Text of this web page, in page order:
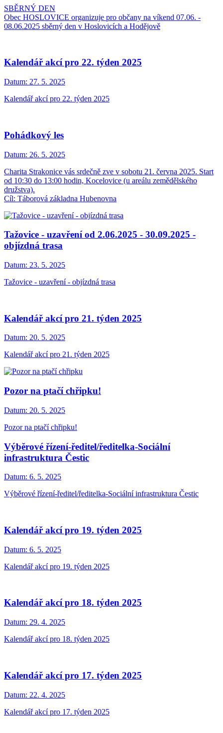
SBĚRNÝ DEN
Obec HOSLOVICE organizuje pro občany na víkend 07.06. -
08.06.2025 sběrný den v Hoslovicích a Hodějově
Kalendář akcí pro 22. týden 2025
Datum: 27. 5. 2025
Kalendář akcí pro 22. týden 2025
Pohádkový les
Datum: 26. 5. 2025
Charita Strakonice vás srdečně zve v sobotu 21. června 2025. Start
od 10:30 do 13:00 hodin, Kocelovice (u areálu zemědělského
družstva).
Cíl: Táborová základna Hubenovna
Tažovice - uzavření od 2.06.2025 - 30.09.2025 -
objízdná trasa
Datum: 23. 5. 2025
Tažovice - uzavření - objízdná trasa
Kalendář akcí pro 21. týden 2025
Datum: 20. 5. 2025
Kalendář akcí pro 21. týden 2025
Pozor na ptačí chřipku!
Datum: 20. 5. 2025
Pozor na ptačí chřipku!
Výběrové řízení-ředitel/ředitelka-Sociální
infrastruktura Čestic
Datum: 6. 5. 2025
Výběrové řízení-ředitel/ředitelka-Sociální infrastruktura Čestic
Kalendář akcí pro 19. týden 2025
Datum: 6. 5. 2025
Kalendář akcí pro 19. týden 2025
Kalendář akcí pro 18. týden 2025
Datum: 29. 4. 2025
Kalendář akcí pro 18. týden 2025
Kalendář akcí pro 17. týden 2025
Datum: 22. 4. 2025
Kalendář akcí pro 17. týden 2025